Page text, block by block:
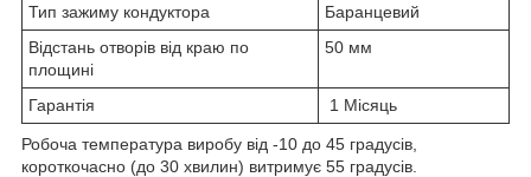
Тип зажиму кондуктора
Баранцевий
Відстань отворів від краю по
площині
50 мм
Гарантія 1 Місяць
Робоча температура виробу від -10 до 45 градусів,
короткочасно (до 30 хвилин) витримує 55 градусів.